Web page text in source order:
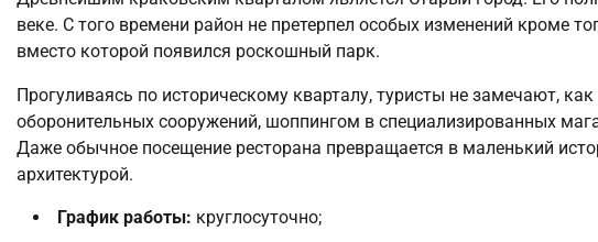
веке. С того времени район не претерпел особых изменений кроме
вместо которой появился роскошный парк.
Прогуливаясь по историческому кварталу, туристы не замечают,
оборонительных сооружений, шоппингом в специализированных
Даже обычное посещение ресторана превращается в маленький
архитектурой.
График работы: круглосуточно;